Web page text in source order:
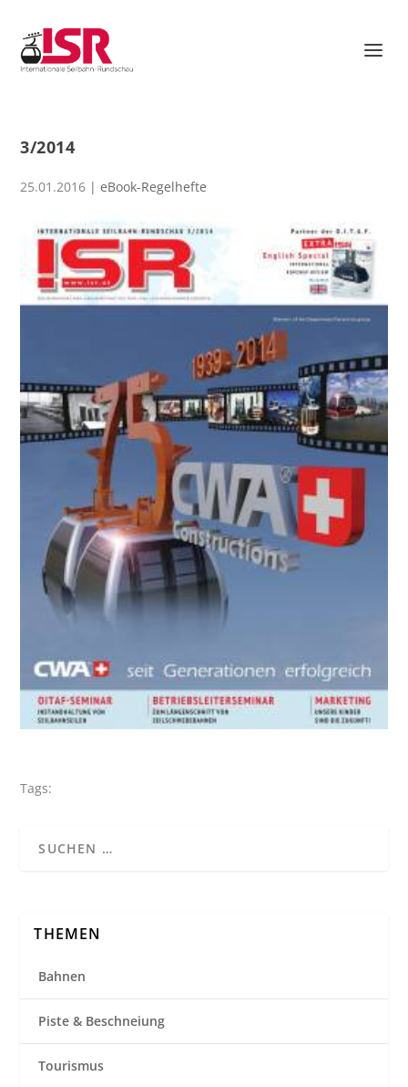
3/2014
25.01.2016 |eBook-Regelhefte
Tags:
THEMEN
Bahnen
Piste & Beschneiung
Tourismus